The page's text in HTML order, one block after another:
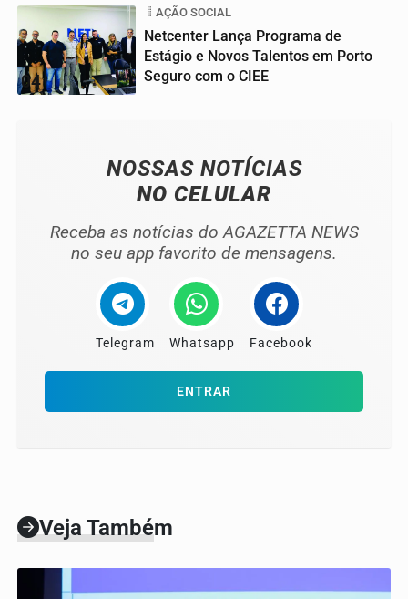
04
AÇÃO SOCIAL
Netcenter Lança Programa de
Estágio e Novos Talentos em Porto
Seguro com o CIEE
NOSSAS NOTÍCIAS
NO CELULAR
Receba as notícias do AGAZETTA NEWS
no seu app favorito de mensagens.
Telegram Whatsapp Facebook
ENTRAR
Veja Também